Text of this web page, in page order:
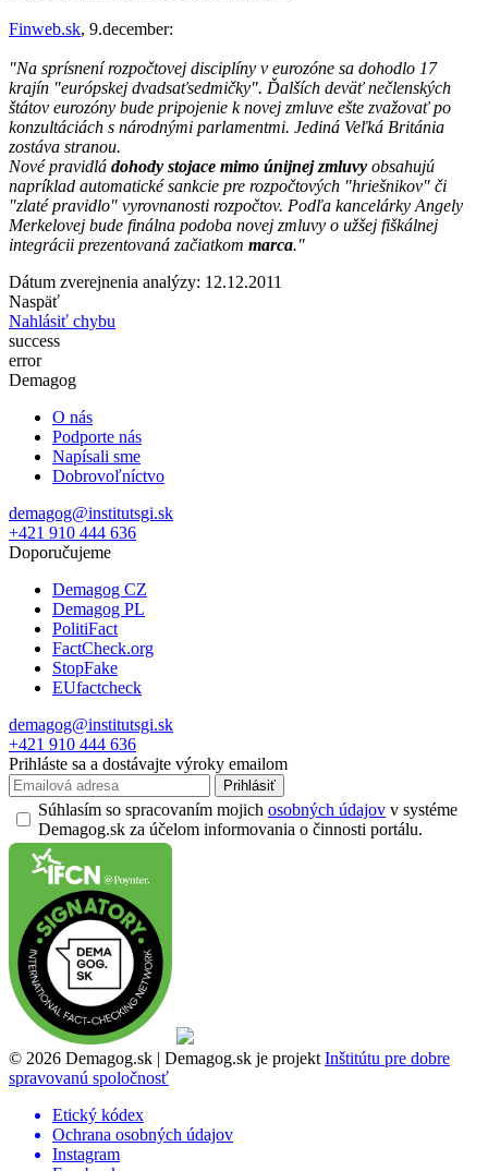
Finweb.sk, 9.december:
"Na sprísnení rozpočtovej disciplíny v eurozóne sa dohodlo 17
krajín "európskej dvadsaťsedmičky". Ďalších deväť nečlenských
štátov eurozóny bude pripojenie k novej zmluve ešte zvažovať po
konzultáciách s národnými parlamentmi. Jediná Veľká Británia
zostáva stranou.
Nové pravidlá dohody stojace mimo únijnej zmluvy obsahujú
napríklad automatické sankcie pre rozpočtových "hriešnikov" či
"zlaté pravidlo" vyrovnanosti rozpočtov. Podľa kancelárky Angely
Merkelovej bude finálna podoba novej zmluvy o užšej fiškálnej
integrácii prezentovaná začiatkom marca."
Dátum zverejnenia analýzy: 12.12.2011
Naspäť
Nahlásiť chybu
success
error
Demagog
O nás
Podporte nás
Napísali sme
Dobrovoľníctvo
demagog@institutsgi.sk
+421 910 444 636
Doporučujeme
Demagog CZ
Demagog PL
PolitiFact
FactCheck.org
StopFake
EUfactcheck
demagog@institutsgi.sk
+421 910 444 636
Prihláste sa a dostávajte výroky emailom
Prihlásiť
Súhlasím so spracovaním mojich osobných údajov v systéme
Demagog.sk za účelom informovania o činnosti portálu.
© 2026 Demagog.sk | Demagog.sk je projekt Inštitútu pre dobre
spravovanú spoločnosť
Etický kódex
Ochrana osobných údajov
Instagram